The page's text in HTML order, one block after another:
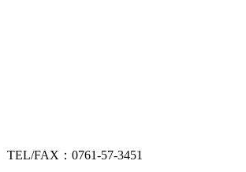
FAX：0761-57-3451